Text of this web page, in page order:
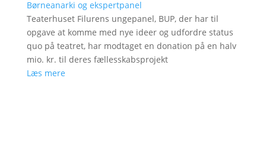
Børneanarki og ekspertpanel
Teaterhuset Filurens ungepanel, BUP, der har til
opgave at komme med nye ideer og udfordre status
quo på teatret, har modtaget en donation på en halv
mio. kr. til deres fællesskabsprojekt
Læs mere